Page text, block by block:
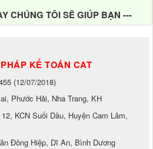
CHÚNG TÔI SẼ GIÚP BẠN ---
KẾ TOÁN CAT
(12/07/2018)
Phước Hải, Nha Trang, KH
KCN Suối Dầu, Huyện Cam Lâm,
Đông Hiệp, Dĩ An, Bình Dương